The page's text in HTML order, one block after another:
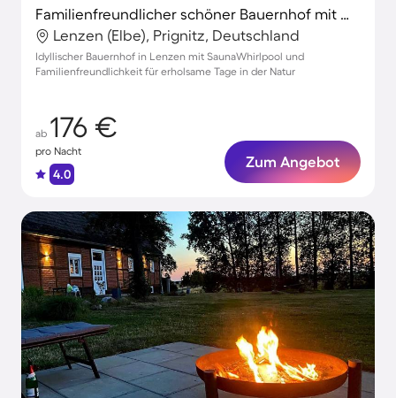
Familienfreundlicher schöner Bauernhof mit Whirlpool, Garten und Sauna | Haustiere sind willkommen
Lenzen (Elbe), Prignitz, Deutschland
Idyllischer Bauernhof in Lenzen mit SaunaWhirlpool und
Familienfreundlichkeit für erholsame Tage in der Natur
ab 176 €
pro Nacht
4.0
Zum Angebot